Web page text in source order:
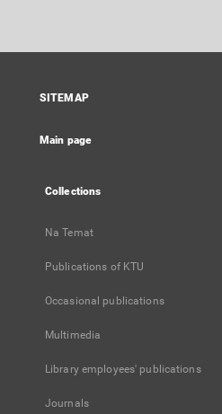
open
new
SITEMAP
Main page
Collections
Na Temat
Publications of KTU
Occasional publications
Multimedia
Library employees' publications
Journals